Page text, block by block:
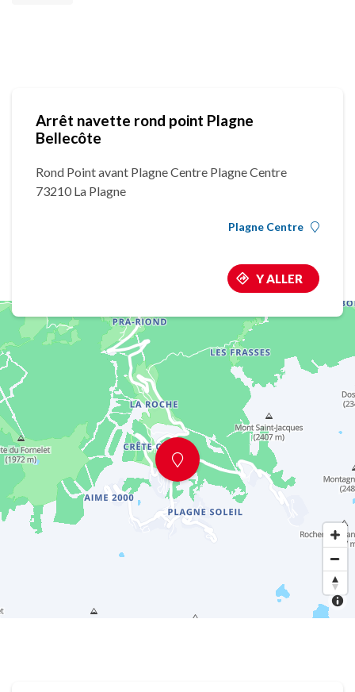
Arrêt navette rond point Plagne
Bellecôte
Rond Point avant Plagne Centre Plagne Centre
73210 La Plagne
Plagne Centre
Y ALLER